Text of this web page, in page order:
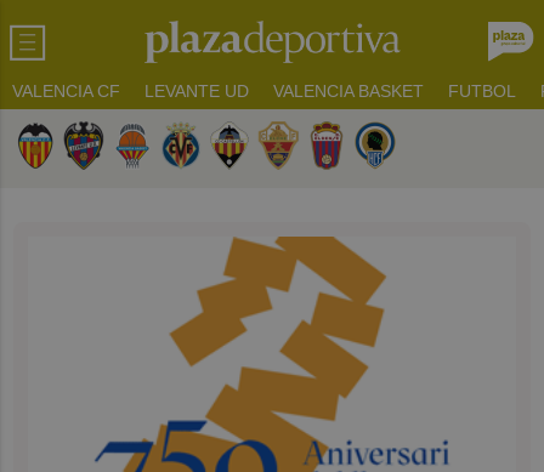
VALENCIA CF LEVANTE UD VALENCIA BASKET FUTBOL